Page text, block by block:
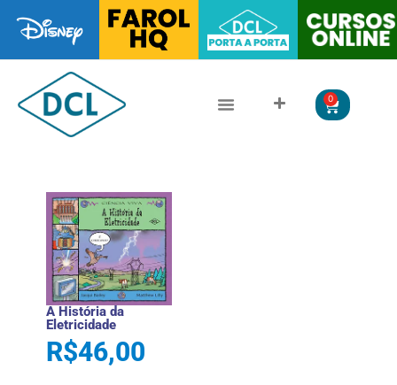
0
A História da
Eletricidade
R$46,00